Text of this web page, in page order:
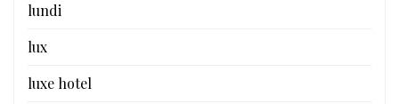
lundi
lux
luxe hotel